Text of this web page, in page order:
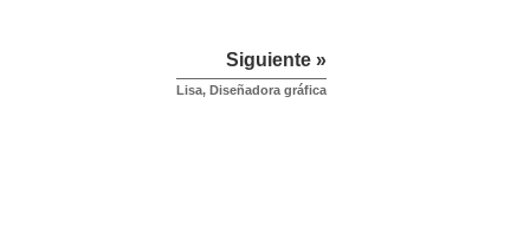
Siguiente »
Lisa, Diseñadora gráfica